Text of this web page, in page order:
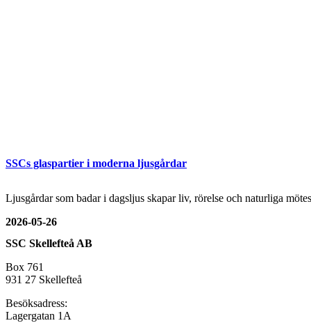
SSCs glaspartier i moderna ljusgårdar
Ljusgårdar som badar i dagsljus skapar liv, rörelse och naturliga
2026-05-26
SSC Skellefteå AB
Box 761
931 27 Skellefteå
Besöksadress:
Lagergatan 1A